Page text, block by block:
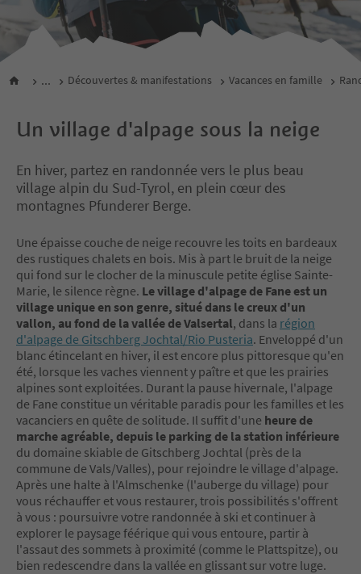
... Découvertes & manifestations Vacances en famille
Un village d'alpage sous la neige
En hiver, partez en randonnée vers le plus beau
village alpin du Sud-Tyrol, en plein cœur des
montagnes Pfunderer Berge.
Une épaisse couche de neige recouvre les toits en bardeaux
des rustiques chalets en bois. Mis à part le bruit de la neige
qui fond sur le clocher de la minuscule petite église Sainte-
Marie, le silence règne. Le village d'alpage de Fane est un
village unique en son genre, situé dans le creux d'un
vallon, au fond de la vallée de Valsertal, dans la région
d'alpage de Gitschberg Jochtal/Rio Pusteria. Enveloppé d'un
blanc étincelant en hiver, il est encore plus pittoresque qu'en
été, lorsque les vaches viennent y paître et que les prairies
alpines sont exploitées. Durant la pause hivernale, l'alpage
de Fane constitue un véritable paradis pour les familles et les
vacanciers en quête de solitude. Il suffit d'une heure de
marche agréable, depuis le parking de la station inférieure
du domaine skiable de Gitschberg Jochtal (près de la
commune de Vals/Valles), pour rejoindre le village d'alpage.
Après une halte à l'Almschenke (l'auberge du village) pour
vous réchauffer et vous restaurer, trois possibilités s'offrent
à vous : poursuivre votre randonnée à ski et continuer à
explorer le paysage féérique qui vous entoure, partir à
l'assaut des sommets à proximité (comme le Plattspitze), ou
bien redescendre dans la vallée en glissant sur votre luge.